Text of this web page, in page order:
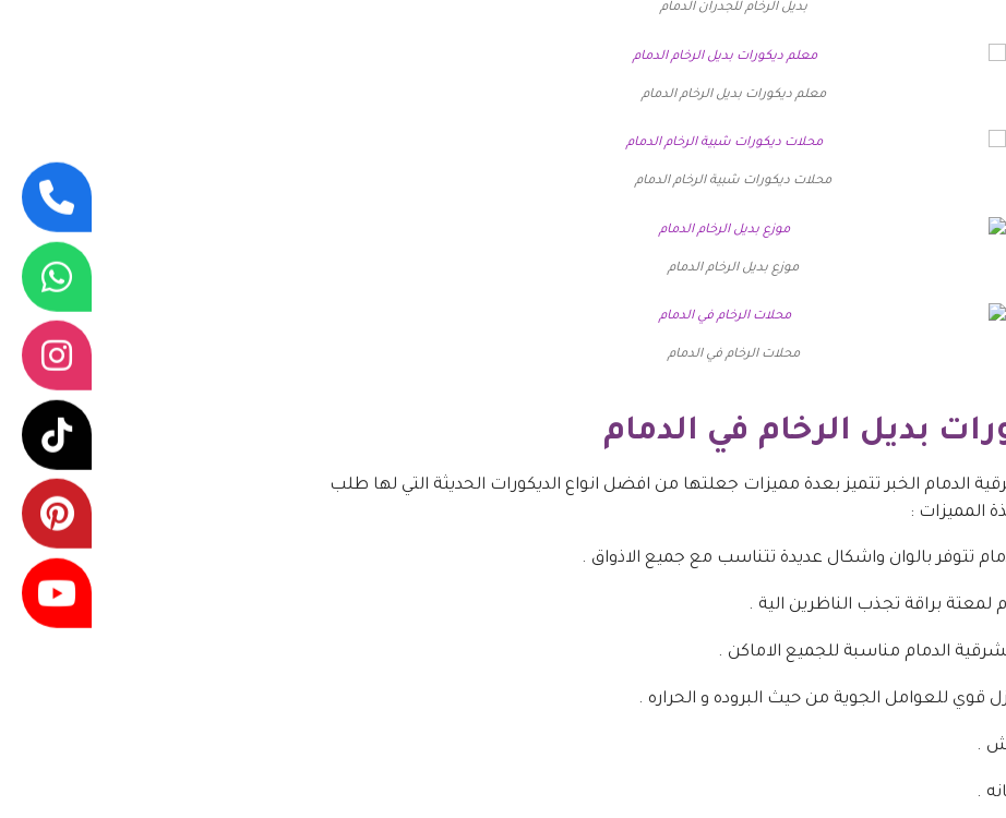
بديل الرخام للجدران الدمام
معلم ديكورات بديل الرخام الدمام
محلات ديكورات شبية الرخام الدمام
موزع بديل الرخام الدمام
محلات الرخام في الدمام
بديل الرخام في الدمام
الدمام الخبر تتميز بعدة مميزات جعلتها من افضل انواع الديكورات الحديثة التي لها طلب
المميزات :
تتوفر بالوان واشكال عديدة تتناسب مع جميع الاذواق .
لمعتة براقة تجذب الناظرين الية .
الدمام مناسبة للجميع الاماكن .
قوي للعوامل الجوية من حيث البروده و الحراره .
.
.